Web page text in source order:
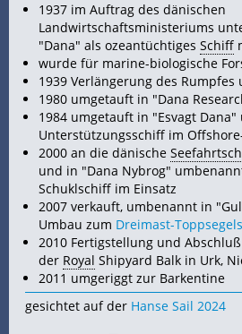
1937 im Auftrag des dänischen
Landwirtschaftsministeriums
"Dana" als ozeantüchtiges Schiff
wurde für marine-biologische
1939 Verlängerung des Rumpfes
1980 umgetauft in "Dana
1984 umgetauft in "Esvagt Dana"
Unterstützungsschiff im
2000 an die dänische
und in "Dana Nybrog"
Schuklschiff im Einsatz
2007 verkauft, umbenannt in
Umbau zum Dreimast-
2010 Fertigstellung und
der Royal Shipyard Balk in Urk,
2011 umgeriggt zur Barkentine
gesichtet auf der Hanse Sail 2024